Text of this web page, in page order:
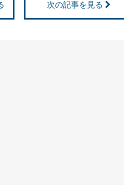
次の記事を見る